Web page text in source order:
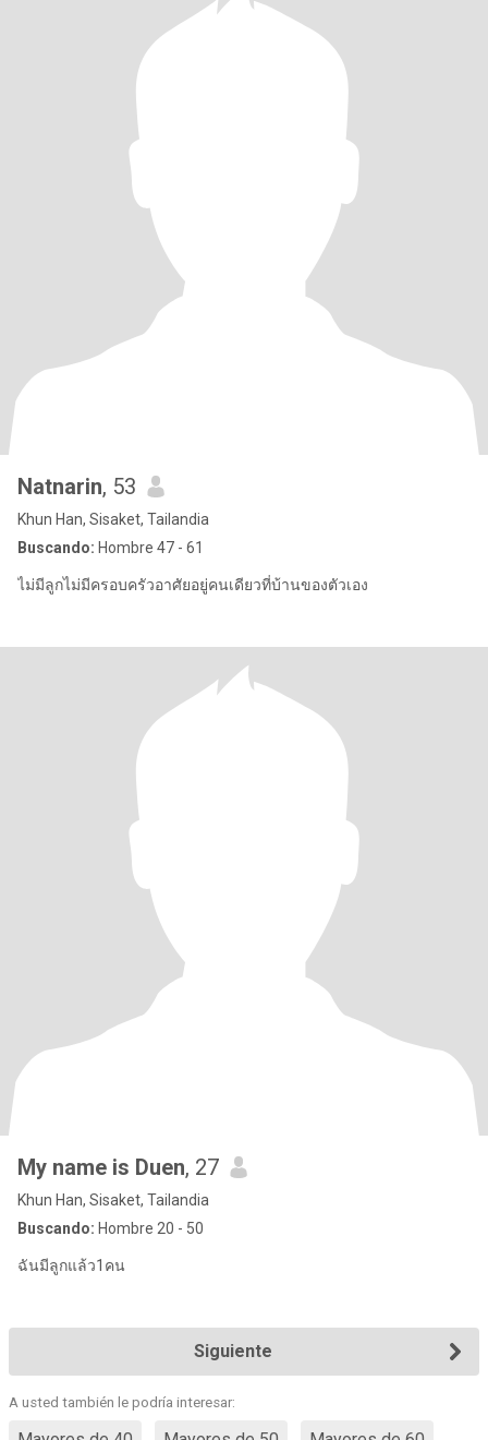
Natnarin, 53
Khun Han, Sisaket, Tailandia
Buscando: Hombre 47 - 61
ไม่มีลูกไม่มีครอบครัวอาศัยอยู่คนเดียวที่บ้านของตัวเอง
My name is Duen, 27
Khun Han, Sisaket, Tailandia
Buscando: Hombre 20 - 50
ฉันมีลูกแล้ว1คน
Siguiente
A usted también le podría interesar: